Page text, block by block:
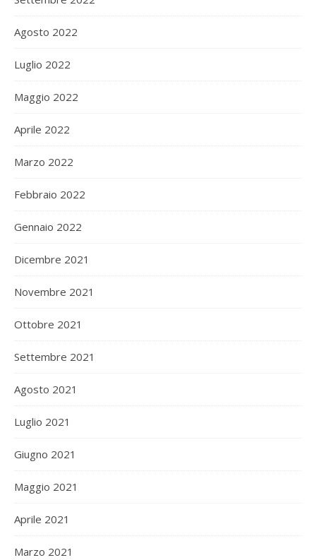
Agosto 2022
Luglio 2022
Maggio 2022
Aprile 2022
Marzo 2022
Febbraio 2022
Gennaio 2022
Dicembre 2021
Novembre 2021
Ottobre 2021
Settembre 2021
Agosto 2021
Luglio 2021
Giugno 2021
Maggio 2021
Aprile 2021
Marzo 2021